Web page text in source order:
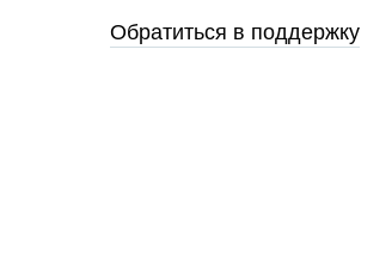
Обратиться в поддержку